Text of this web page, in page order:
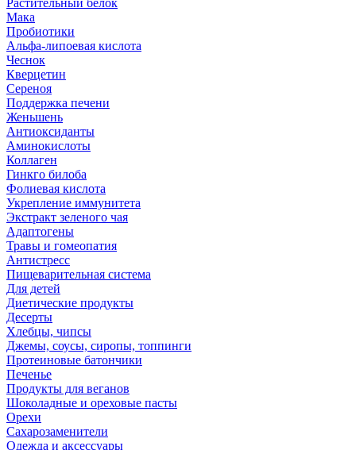
Растительный белок
Мака
Пробиотики
Альфа-липоевая кислота
Чеснок
Кверцетин
Сереноя
Поддержка печени
Женьшень
Антиоксиданты
Аминокислоты
Коллаген
Гинкго билоба
Фолиевая кислота
Укрепление иммунитета
Экстракт зеленого чая
Адаптогены
Травы и гомеопатия
Антистресс
Пищеварительная система
Для детей
Диетические продукты
Десерты
Хлебцы, чипсы
Джемы, соусы, сиропы, топпинги
Протеиновые батончики
Печенье
Продукты для веганов
Шоколадные и ореховые пасты
Орехи
Сахарозаменители
Одежда и аксессуары